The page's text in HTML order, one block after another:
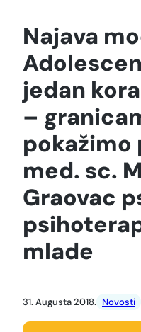
Najava
jedan
–
pokažimo
med. sc.
Graovac
mlade
31. Augusta 2018. Novosti